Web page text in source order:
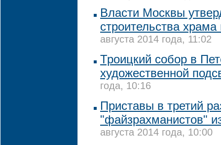
Власти Москвы
строительства
августа 2014 года, 11:02
Троицкий собор в
художественной
года, 10:16
Приставы в третий
"файзрахманистов"
августа 2014 года, 10:00